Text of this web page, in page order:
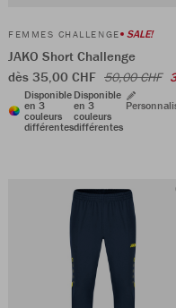
FEMMES CHALLENGE SALE!
JAKO Short Challenge
dès 35,00 CHF 50,00 CHF
Disponible
en 3
couleurs
différentes
Disponible
en 3
couleurs
différentes